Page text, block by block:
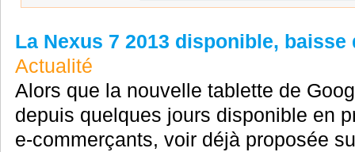
La Nexus 7 2013 disponible,
Actualité
Alors que la nouvelle tablette de
depuis quelques jours disponible en
e-commerçants, voir déjà proposée